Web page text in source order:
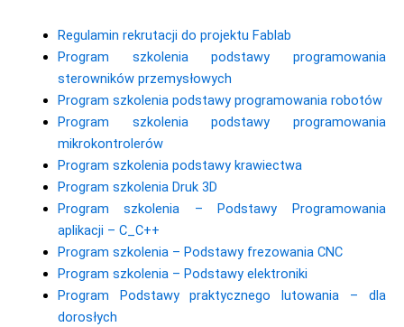
Regulamin rekrutacji do projektu Fablab
Program szkolenia podstawy programowania
sterowników przemysłowych
Program szkolenia podstawy programowania robotów
Program szkolenia podstawy programowania
mikrokontrolerów
Program szkolenia podstawy krawiectwa
Program szkolenia Druk 3D
Program szkolenia – Podstawy Programowania
aplikacji – C_C++
Program szkolenia – Podstawy frezowania CNC
Program szkolenia – Podstawy elektroniki
Program Podstawy praktycznego lutowania – dla
dorosłych